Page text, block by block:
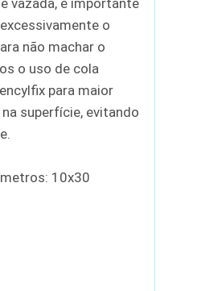
o
não machar o
o uso de cola
para maior
superfície, evitando
10x30